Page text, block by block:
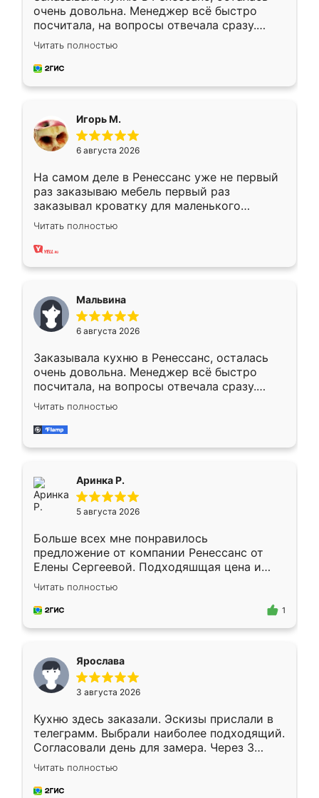
очень довольна. Менеджер всё быстро
посчитала, на вопросы отвечала сразу.
Замерщик приехал в субботу, подошёл к
делу со всей ответственностью. Собрали
за день, ребята работали аккуратно, даже
Читать полностью
Игорь М.
6 августа 2026
На самом деле в Ренессанс уже не первый
раз заказываю мебель первый раз
заказывал кроватку для маленького
ребёнка при его рождении ,во второй раз
заказал шкаф-купе. По качеству очень
хорошее сборка достаточно быстрая,
меньше, здесь же он более разнообразный.
Мне нравится ,если что-то потребуется из
мебели буду заказывать только здесь.
Читать полностью
Мальвина
6 августа 2026
Заказывала кухню в Ренессанс, осталась
очень довольна. Менеджер всё быстро
посчитала, на вопросы отвечала сразу.
Замерщик приехал в субботу, подошёл к
делу со всей ответственностью. Собрали
за день, ребята работали аккуратно, даже
Читать полностью
Аринка Р.
5 августа 2026
Больше всех мне понравилось
предложение от компании Ренессанс от
Елены Сергеевой. Подходяшщая цена и
короткие сроки изготовления. Приехавший
для замера сотрудник Владислав
предложил по моему эскизу самый
Читать полностью
1
Ярослава
3 августа 2026
Кухню здесь заказали. Эскизы прислали в
телеграмм. Выбрали наиболее подходящий.
Согласовали день для замера. Через 3
недели кухня была уже готова. Остались
довольны работой. Спасибо Ренессанс
мебель за качественную работу!
Читать полностью